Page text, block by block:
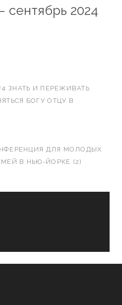
сентябрь 2024
ЗНАТЬ И ПЕРЕЖИВАТЬ
БОГУ ОТЦУ В
ДЛЯ МОЛОДЫХ
В НЬЮ-ЙОРКЕ (2)